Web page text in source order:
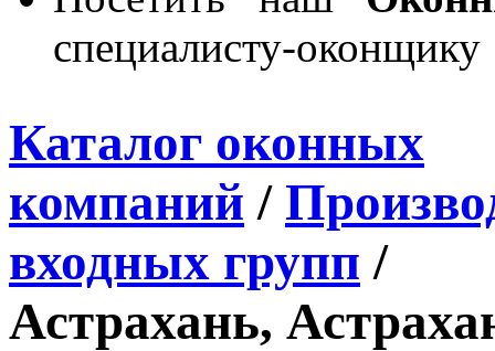
специалисту-оконщику
Каталог оконных
компаний /
входных групп /
Астрахань,